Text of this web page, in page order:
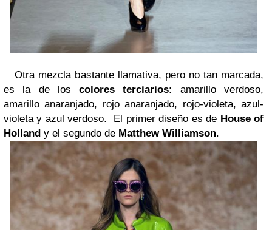
Otra mezcla bastante llamativa, pero no tan marcada,
es la de loscolores terciarios: amarillo verdoso,
amarillo anaranjado, rojo anaranjado, rojo-violeta, azul-
violeta y azul verdoso. El primer diseño es de House of
Holland y el segundo de Matthew Williamson.